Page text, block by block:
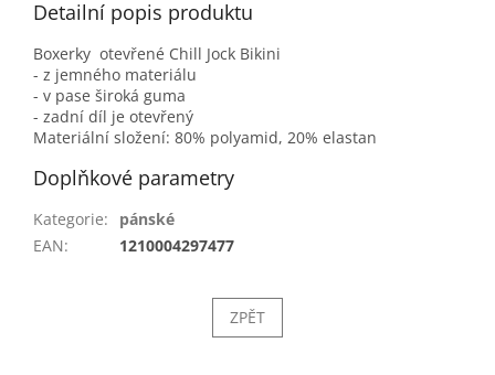
Detailní popis produktu
Boxerky otevřené Chill Jock Bikini
- z jemného materiálu
- v pase široká guma
- zadní díl je otevřený
Materiální složení: 80% polyamid, 20% elastan
Doplňkové parametry
Kategorie:
pánské
EAN: 1210004297477
ZPĚT